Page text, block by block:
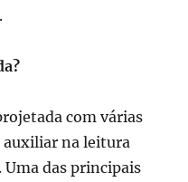
com várias
auxiliar na leitura
Uma das principais